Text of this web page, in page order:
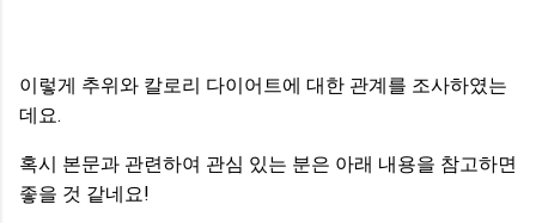
이렇게 추위와 칼로리 다이어트에 대한 관계를 조사하였는
데요.
혹시 본문과 관련하여 관심 있는 분은 아래 내용을 참고하면
좋을 것 같네요!